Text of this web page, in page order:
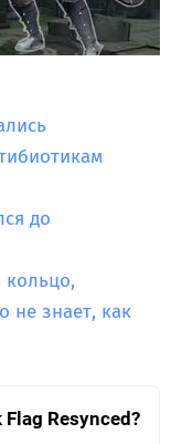
до
кольцо,
не знает, как
Resynced?